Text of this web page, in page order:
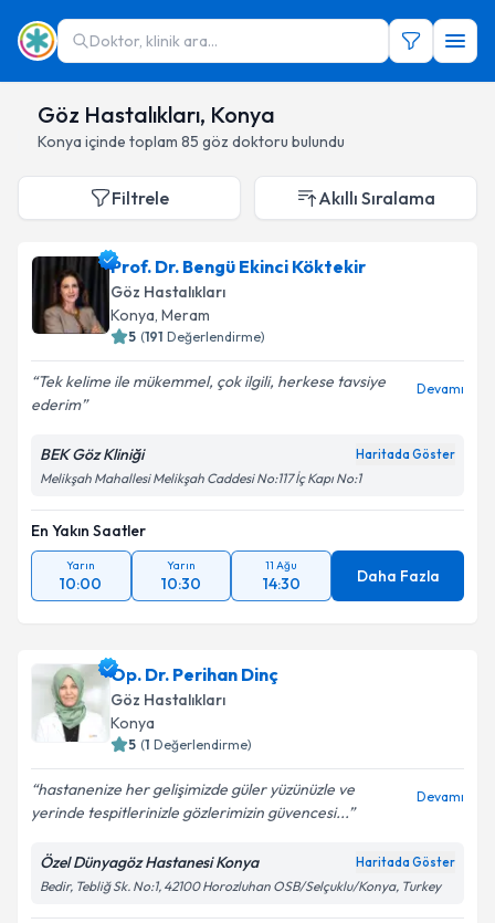
Doktor, klinik ara...
Göz Hastalıkları, Konya
Konya içinde toplam 85 göz doktoru bulundu
Filtrele Akıllı Sıralama
Prof. Dr. Bengü Ekinci Köktekir
Göz Hastalıkları
Konya, Meram
5 (191 Değerlendirme)
Tek kelime ile mükemmel, çok ilgili, herkese tavsiye
ederim
Devamı
BEK Göz Kliniği Haritada Göster
Melikşah Mahallesi Melikşah Caddesi No:117 İç Kapı No:1
En Yakın Saatler
Yarın
10:00
Yarın
10:30
11 Ağu
14:30 Daha Fazla
Op. Dr. Perihan Dinç
Göz Hastalıkları
Konya
5 (1 Değerlendirme)
hastanenize her gelişimizde güler yüzünüzle ve
yerinde tespitlerinizle gözlerimizin güvencesi...
Devamı
Özel Dünyagöz Hastanesi Konya Haritada Göster
Bedir, Tebliğ Sk. No:1, 42100 Horozluhan OSB/Selçuklu/Konya, Turkey